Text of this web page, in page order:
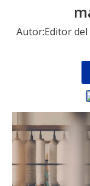
Autor:Editor